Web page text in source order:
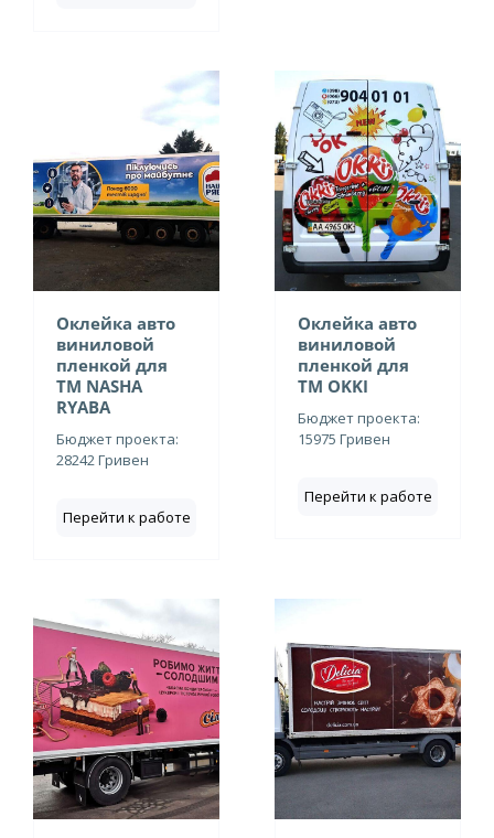
Оклейка авто
виниловой
пленкой для
ТМ NASHA
RYABA
Бюджет проекта:
28242 Гривен
Перейти к работе
Оклейка авто
виниловой
пленкой для
ТМ OKKI
Бюджет проекта:
15975 Гривен
Перейти к работе